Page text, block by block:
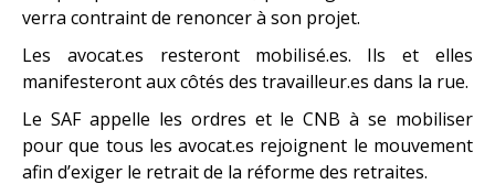
verra contraint de renoncer à son projet.
Les avocat.es resteront mobilisé.es. Ils et elles
manifesteront aux côtés des travailleur.es dans la rue.
Le SAF appelle les ordres et le CNB à se mobiliser
pour que tous les avocat.es rejoignent le mouvement
afin d’exiger le retrait de la réforme des retraites.